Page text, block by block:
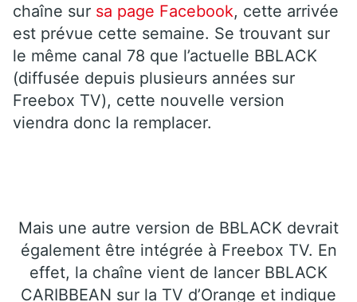
chaîne sur sa page Facebook, cette arrivée
est prévue cette semaine. Se trouvant sur
le même canal 78 que l’actuelle BBLACK
(diffusée depuis plusieurs années sur
Freebox TV), cette nouvelle version
viendra donc la remplacer.
Mais une autre version de BBLACK devrait
également être intégrée à Freebox TV. En
effet, la chaîne vient de lancer BBLACK
CARIBBEAN sur la TV d’Orange et indique